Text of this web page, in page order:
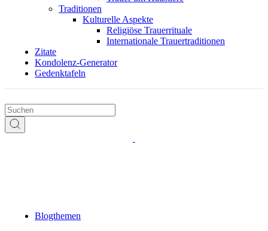
Traditionen
Kulturelle Aspekte
Religiöse Trauerrituale
Internationale Trauertraditionen
Zitate
Kondolenz-Generator
Gedenktafeln
Blogthemen